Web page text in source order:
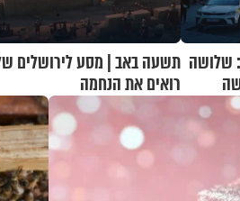
שלושה תשעה באב | מסע לירושלים
רואים את הנחמה